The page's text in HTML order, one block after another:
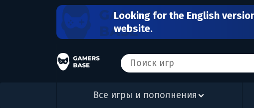
Looking for the English
website.
Все игры и пополнения